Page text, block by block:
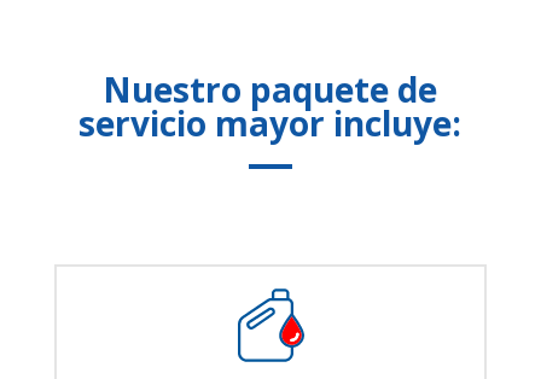
Nuestro paquete de
servicio mayor incluye: